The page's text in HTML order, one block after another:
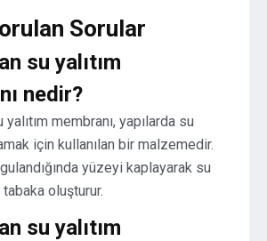
Sorular
su yalıtım
nedir?
membranı, yapılarda su
için kullanılan bir malzemedir.
yüzeyi kaplayarak su
oluşturur.
su yalıtım